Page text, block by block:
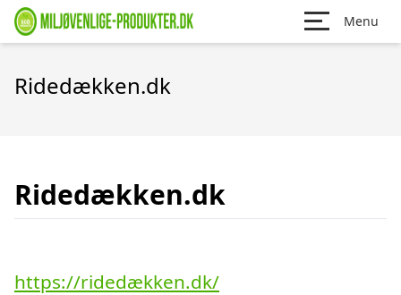
Menu
Ridedækken.dk
Ridedækken.dk
https://ridedækken.dk/